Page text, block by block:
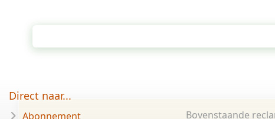
Bovenstaande
Direct naar...
Abonnement